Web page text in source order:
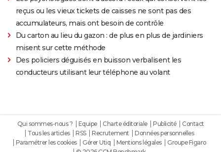
reçus ou les vieux tickets de caisses ne sont pas des
accumulateurs, mais ont besoin de contrôle
Du carton au lieu du gazon : de plus en plus de jardiniers
misent sur cette méthode
Des policiers déguisés en buisson verbalisent les
conducteurs utilisant leur téléphone au volant
Qui sommes-nous ? Equipe Charte éditoriale Publicité
Contact
Tous les articles
RSS Recrutement
Données personnelles
Paramétrer les cookies
Gérer Utiq Mentions légales
Groupe Figaro